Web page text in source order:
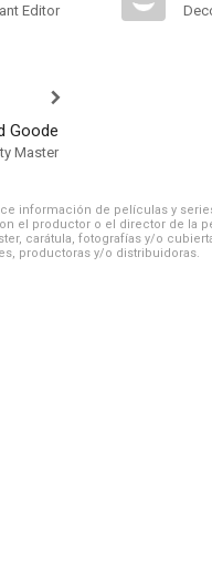
Editor
Goode
Master
información de películas y
el productor o el director de la
carátula, fotografías y/o
productoras y/o distribuidoras.